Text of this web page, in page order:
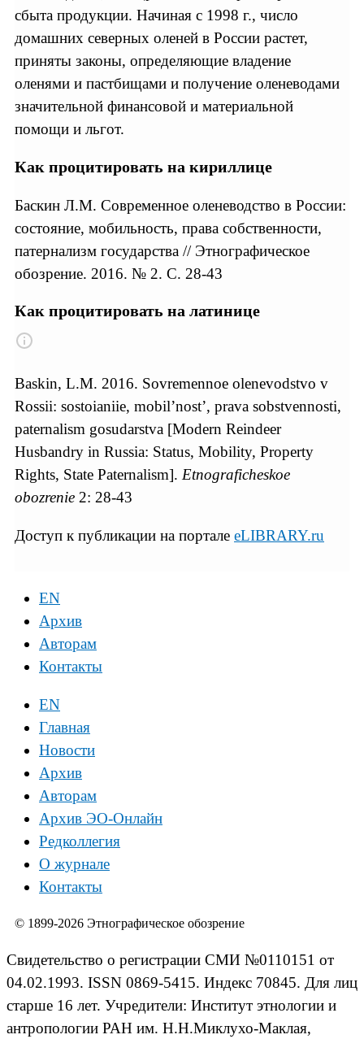
сбыта продукции. Начиная с 1998 г., число
домашних северных оленей в России растет,
приняты законы, определяющие владение
оленями и пастбищами и получение оленеводами
значительной финансовой и материальной
помощи и льгот.
Как процитировать на кириллице
Баскин Л.М. Современное оленеводство в России:
состояние, мобильность, права собcтвенности,
патернализм государства // Этнографическое
обозрение. 2016. № 2. С. 28-43
Как процитировать на латинице
Baskin, L.M. 2016. Sovremennoe olenevodstvo v
Rossii: sostoianiie, mobil’nost’, prava sobstvennosti,
paternalism gosudarstva [Modern Reindeer
Husbandry in Russia: Status, Mobility, Property
Rights, State Paternalism]. Etnograficheskoe
obozrenie 2: 28-43
Доступ к публикации на портале eLIBRARY.ru
EN
Архив
Авторам
Контакты
EN
Главная
Новости
Архив
Авторам
Архив ЭО-Онлайн
Редколлегия
О журнале
Контакты
© 1899-2026 Этнографическое обозрение
Свидетельство о регистрации СМИ №0110151 от
04.02.1993. ISSN 0869-5415. Индекс 70845. Для лиц
старше 16 лет. Учредители: Институт этнологии и
антропологии РАН им. Н.Н.Миклухо-Маклая,